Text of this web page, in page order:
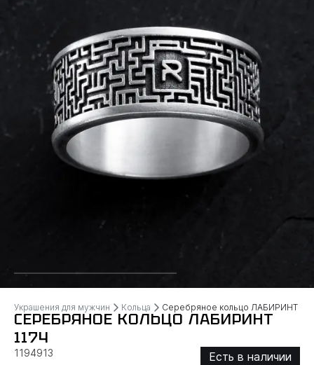
Украшения для мужчин Кольца Серебряное кольцо ЛАБИРИНТ
СЕРЕБРЯНОЕ КОЛЬЦО ЛАБИРИНТ
1174
1194913
Есть в наличии